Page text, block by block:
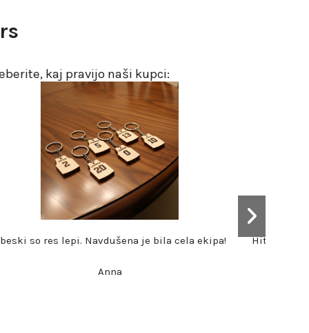
kaj pravijo naši kupci:
enostavno od začetka do konca — hitra ponudba,
je prispelo razvrščeno po ekipah še pred našo božično